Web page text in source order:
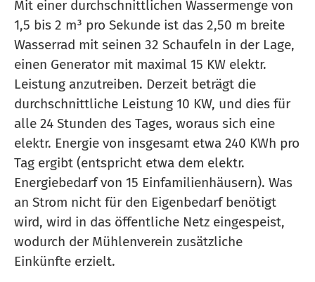
Mit einer durchschnittlichen Wassermenge von
1,5 bis 2 m³ pro Sekunde ist das 2,50 m breite
Wasserrad mit seinen 32 Schaufeln in der Lage,
einen Generator mit maximal 15 KW elektr.
Leistung anzutreiben. Derzeit beträgt die
durchschnittliche Leistung 10 KW, und dies für
alle 24 Stunden des Tages, woraus sich eine
elektr. Energie von insgesamt etwa 240 KWh pro
Tag ergibt (entspricht etwa dem elektr.
Energiebedarf von 15 Einfamilienhäusern). Was
an Strom nicht für den Eigenbedarf benötigt
wird, wird in das öffentliche Netz eingespeist,
wodurch der Mühlenverein zusätzliche
Einkünfte erzielt.